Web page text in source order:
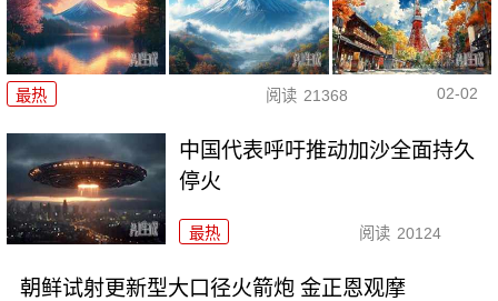
最热 阅读 21368 02-02
中国代表呼吁推动加沙全面持久
停火
最热 阅读 20124
朝鲜试射更新型大口径火箭炮 金正恩观摩